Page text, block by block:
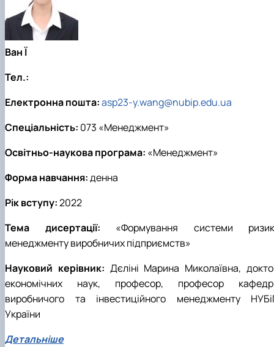
Ван Ї
Тел.:
Електронна пошта:asp23-y.wang@nubip.edu.ua
Спеціальність: 073 «Менеджмент»
Освітньо-наукова програма: «Менеджмент»
Форма навчання:денна
Рік вступу:2022
Тема дисертації: «Формування системи
менеджменту виробничих підприємств»
Науковий керівник: Дєліні Марина Миколаївна,
економічних наук, професор, професор
виробничого та інвестиційного менеджменту
України
Детальніше